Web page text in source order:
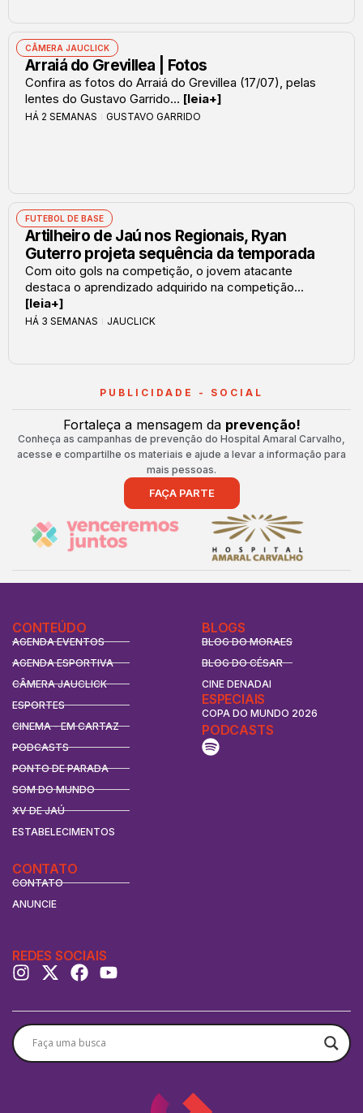
CÂMERA JAUCLICK
Arraiá do Grevillea | Fotos
Confira as fotos do Arraiá do Grevillea (17/07), pelas
lentes do Gustavo Garrido... [leia+]
HÁ 2 SEMANAS GUSTAVO GARRIDO
FUTEBOL DE BASE
Artilheiro de Jaú nos Regionais, Ryan
Guterro projeta sequência da temporada
Com oito gols na competição, o jovem atacante
destaca o aprendizado adquirido na competição...
[leia+]
HÁ 3 SEMANAS JAUCLICK
PUBLICIDADE - SOCIAL
Fortaleça a mensagem da prevenção!
Conheça as campanhas de prevenção do Hospital Amaral Carvalho,
acesse e compartilhe os materiais e ajude a levar a informação para
mais pessoas.
FAÇA PARTE
CONTEÚDO
AGENDA EVENTOS
AGENDA ESPORTIVA
CÂMERA JAUCLICK
ESPORTES
CINEMA - EM CARTAZ
PODCASTS
PONTO DE PARADA
SOM DO MUNDO
XV DE JAÚ
ESTABELECIMENTOS
BLOGS
BLOG DO MORAES
BLOG DO CÉSAR
CINE DENADAI
ESPECIAIS
COPA DO MUNDO 2026
CONTATO
CONTATO
ANUNCIE
PODCASTS
REDES SOCIAIS